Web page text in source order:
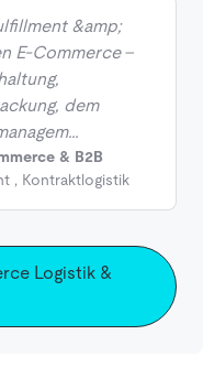
&amp;
E-Commerce –
dem
& B2B
, Kontraktlogistik
Logistik &